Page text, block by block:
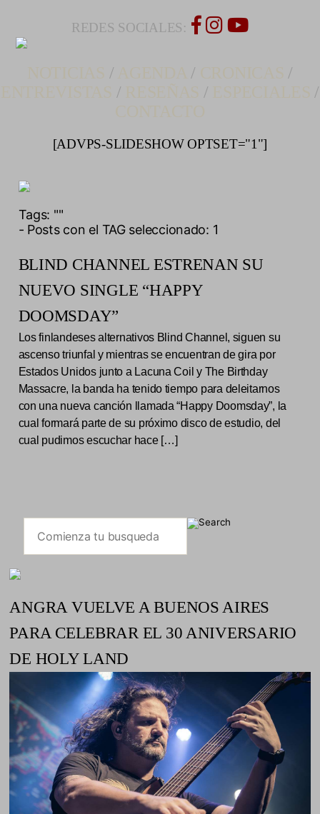
REDES SOCIALES:
/ /
/
/ /
/
[ADVPS-SLIDESHOW OPTSET="1"]
Tags: ""
- Posts con el TAG seleccionado: 1
BLIND CHANNEL ESTRENAN SU
NUEVO SINGLE “HAPPY
DOOMSDAY”
Los finlandeses alternativos Blind Channel, siguen su
ascenso triunfal y mientras se encuentran de gira por
Estados Unidos junto a Lacuna Coil y The Birthday
Massacre, la banda ha tenido tiempo para deleitarnos
con una nueva canción llamada “Happy Doomsday”, la
cual formará parte de su próximo disco de estudio, del
cual pudimos escuchar hace […]
ANGRA VUELVE A BUENOS AIRES
PARA CELEBRAR EL 30 ANIVERSARIO
DE HOLY LAND